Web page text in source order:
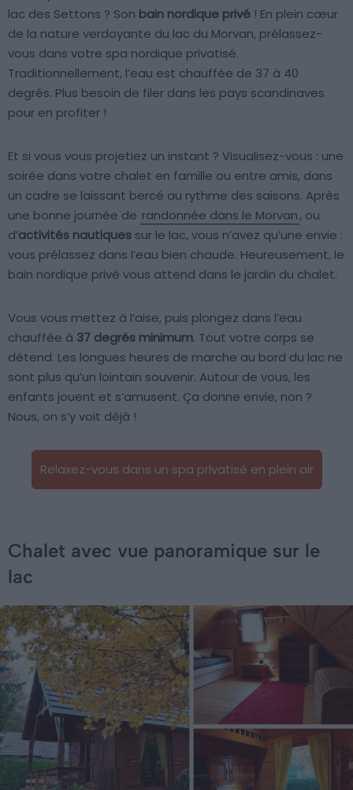
lac des Settons ? Son bain nordique privé ! En plein cœur
de la nature verdoyante du lac du Morvan, prélassez-
vous dans votre spa nordique privatisé.
Traditionnellement, l’eau est chauffée de 37 à 40
degrés. Plus besoin de filer dans les pays scandinaves
pour en profiter !
Et si vous vous projetiez un instant ? Visualisez-vous : une
soirée dans votre chalet en famille ou entre amis, dans
un cadre se laissant bercé au rythme des saisons. Après
une bonne journée de randonnée dans le Morvan, ou
d’activités nautiques sur le lac, vous n’avez qu’une envie :
vous prélassez dans l’eau bien chaude. Heureusement, le
bain nordique privé vous attend dans le jardin du chalet.
Vous vous mettez à l’aise, puis plongez dans l’eau
chauffée à 37 degrés minimum. Tout votre corps se
détend. Les longues heures de marche au bord du lac ne
sont plus qu’un lointain souvenir. Autour de vous, les
enfants jouent et s’amusent. Ça donne envie, non ?
Nous, on s’y voit déjà !
Relaxez-vous dans un spa privatisé en plein air
Chalet avec vue panoramique sur le
lac